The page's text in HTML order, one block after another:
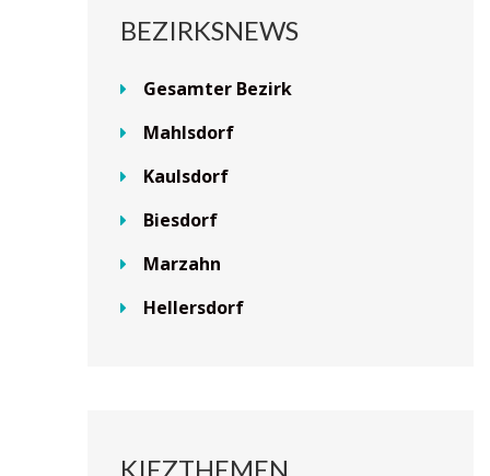
BEZIRKSNEWS
Gesamter Bezirk
Mahlsdorf
Kaulsdorf
Biesdorf
Marzahn
Hellersdorf
KIEZTHEMEN